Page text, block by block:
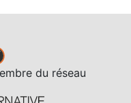
du réseau